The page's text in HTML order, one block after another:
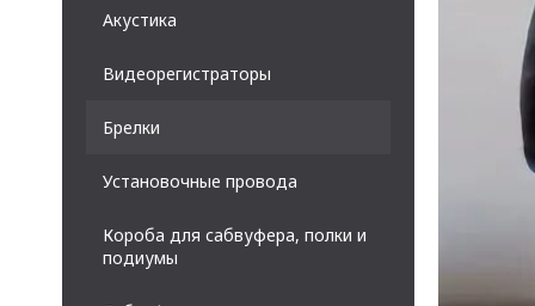
Акустика
Видеорегистраторы
Брелки
Установочные провода
Короба для сабвуфера, полки и
подиумы